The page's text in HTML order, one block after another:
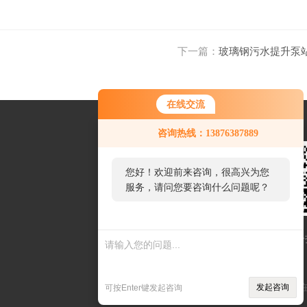
在线交流
咨询热线：13876387889
您好！欢迎前来咨询，很高兴为您
服务，请问您要咨询什么问题呢？
可按Enter键发起咨询 发起咨询
下一篇： 玻璃钢污水提升泵
扫
Sitemap.xml 环保